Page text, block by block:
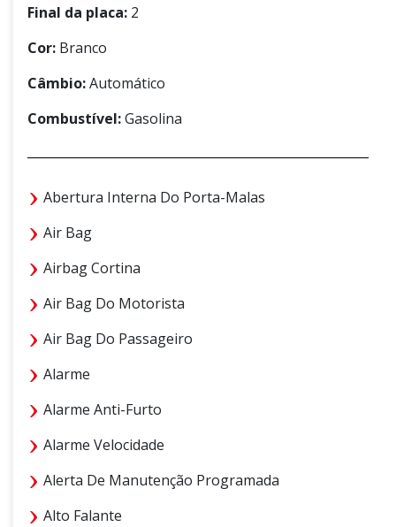
Final da placa: 2
Cor: Branco
Câmbio:Automático
Combustível:Gasolina
Abertura Interna Do Porta-Malas
Air Bag
Airbag Cortina
Air Bag Do Motorista
Air Bag Do Passageiro
Alarme
Alarme Anti-Furto
Alarme Velocidade
Alerta De Manutenção Programada
Alto Falante